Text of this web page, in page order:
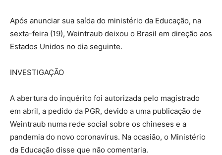
Após anunciar sua saída do ministério da Educação, na
sexta-feira (19), Weintraub deixou o Brasil em direção aos
Estados Unidos no dia seguinte.
INVESTIGAÇÃO
A abertura do inquérito foi autorizada pelo magistrado
em abril, a pedido da PGR, devido a uma publicação de
Weintraub numa rede social sobre os chineses e a
pandemia do novo coronavírus. Na ocasião, o Ministério
da Educação disse que não comentaria.